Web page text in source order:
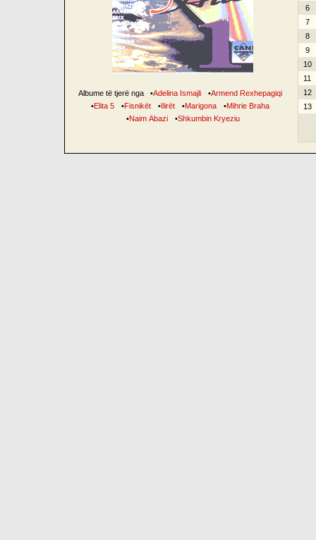
Albume të tjerë nga •Adelina Ismajli •Armend Rexhepagiqi
•Elita 5 •Fisnikët •Ilirët •Marigona •Mihrie Braha
•Naim Abazi •Shkumbin Kryeziu
6
7
8
9
10
11
12
13